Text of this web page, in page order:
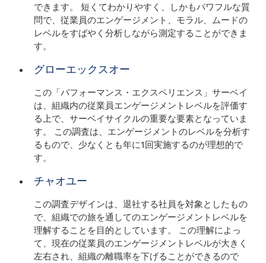
できます。 短くてわかりやすく、しかもパワフルな質
問で、従業員のエンゲージメント、モラル、ムードの
レベルをすばやく分析しながら測定することができま
す。
グローエックスオー
この「パフォーマンス・エクスペリエンス」サーベイ
は、組織内の従業員エンゲージメントレベルを評価す
る上で、サーベイサイクルの重要な要素となっていま
す。 この調査は、エンゲージメントのレベルを分析す
るもので、少なくとも年に1回実施するのが理想的で
す。
チャオユー
この調査デザインは、退社する社員を対象としたもの
で、組織での旅を通してのエンゲージメントレベルを
理解することを目的としています。 この理解によっ
て、現在の従業員のエンゲージメントレベルが大きく
左右され、組織の離職率を下げることができるので